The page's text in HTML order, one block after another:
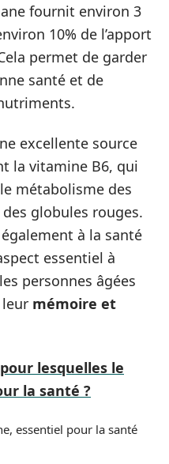
fournit environ 3
10% de l’apport
permet de garder
santé et de
excellente source
la vitamine B6, qui
métabolisme des
globules rouges.
à la santé
essentiel à
personnes âgées
mémoire et
lesquelles le
la santé ?
essentiel pour la santé